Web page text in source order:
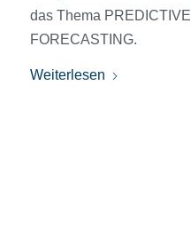
das Thema
FORECASTING.
Weiterlesen